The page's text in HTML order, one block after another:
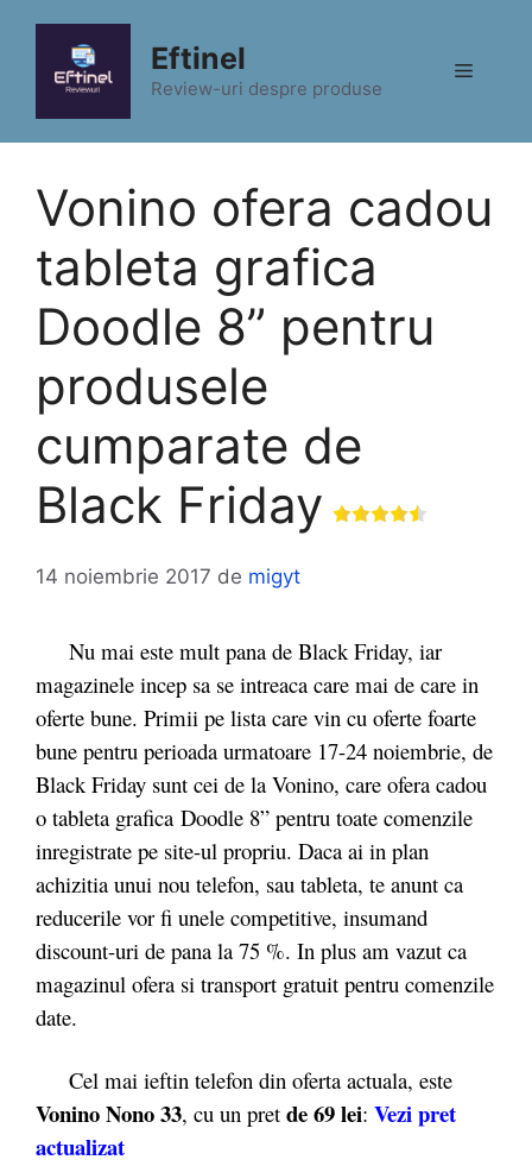
conținut
Eftinel
Review-uri despre produse
Meniu
Vonino ofera cadou
tableta grafica
Doodle 8” pentru
produsele
cumparate de
Black Friday
14 noiembrie 2017 de migyt
Nu mai este mult pana de Black Friday, iar
magazinele incep sa se intreaca care mai de care in
oferte bune. Primii pe lista care vin cu oferte foarte
bune pentru perioada urmatoare 17-24 noiembrie, de
Black Friday sunt cei de la Vonino, care ofera cadou
o tableta grafica Doodle 8” pentru toate comenzile
inregistrate pe site-ul propriu. Daca ai in plan
achizitia unui nou telefon, sau tableta, te anunt ca
reducerile vor fi unele competitive, insumand
discount-uri de pana la 75 %. In plus am vazut ca
magazinul ofera si transport gratuit pentru comenzile
date.
Cel mai ieftin telefon din oferta actuala, este
Vonino Nono 33, cu un pret de 69 lei: Vezi pret
actualizat